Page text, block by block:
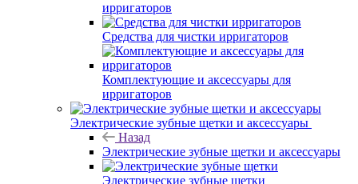
ирригаторов
Средства для чистки ирригаторов
Комплектующие и аксессуары для
ирригаторов
Электрические зубные щетки и аксессуары
Назад
Электрические зубные щетки и аксессуары
Электрические зубные щетки